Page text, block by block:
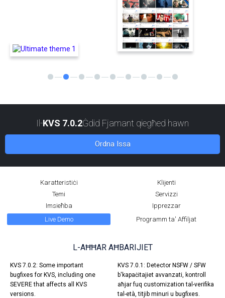
Il-KVS 7.0.2Ġdid Fjamant qiegħed hawn
Ordna Issa
Karatteristiċi
Klijenti
Temi
Servizzi
Imsieħba
Ipprezzar
Live Demo
Programm ta' Affiljat
L-AĦĦAR AĦBARIJIET
KVS 7.0.2: Some important
bugfixes for KVS, including one
SEVERE that affects all KVS
versions.
KVS 7.0.1: Detector NSFW / SFW
b'kapaċitajiet avvanzati, kontroll
aħjar fuq customization tal-verifika
tal-età, titjib minuri u bugfixes.